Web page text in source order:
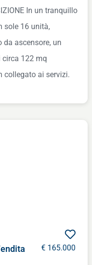
In un tranquillo
sole 16 unità,
ascensore, un
122 mq
collegato ai servizi.
€ 165.000